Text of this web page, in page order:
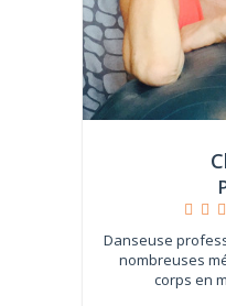
Danseuse
nombreuses
corps en